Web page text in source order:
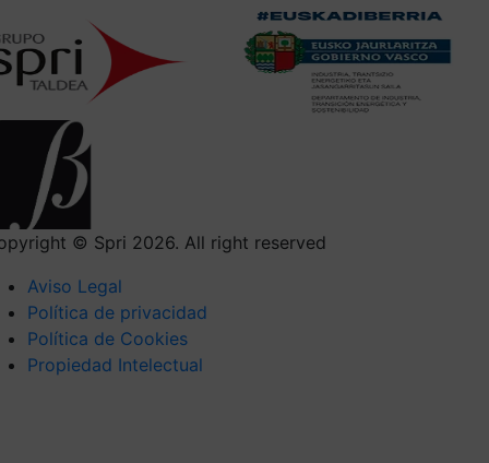
© Spri 2026. All right reserved
Aviso Legal
Política de privacidad
Política de Cookies
Propiedad Intelectual